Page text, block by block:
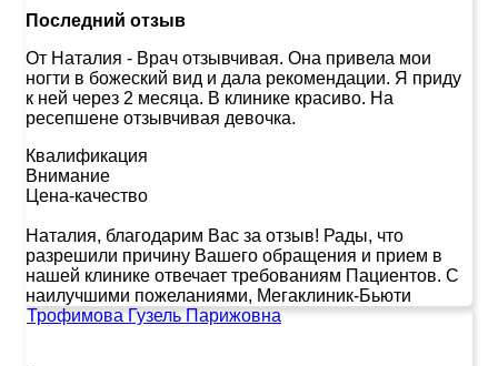
Последний отзыв
От Наталия - Врач отзывчивая. Она привела мои
ногти в божеский вид и дала рекомендации. Я приду
к ней через 2 месяца. В клинике красиво. На
ресепшене отзывчивая девочка.
Квалификация
Внимание
Цена-качество
Наталия, благодарим Вас за отзыв! Рады, что
разрешили причину Вашего обращения и прием в
нашей клинике отвечает требованиям Пациентов. С
наилучшими пожеланиями, Мегаклиник-Бьюти
Трофимова Гузель Парижовна